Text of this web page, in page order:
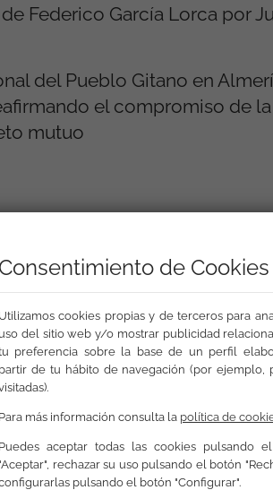
Federico García Lorca por
del Pueblo Gitano en
el compromiso de
mutuo
Consentimiento de Cookies
Utilizamos cookies propias y de terceros para
uso del sitio web y/o mostrar publicidad
preferencia sobre la base de un perfil
partir de tu hábito de navegación (por ejemplo,
Para más información consulta la política de
Puedes aceptar todas las cookies pulsando
rechazar su uso pulsando el botón
pulsando el botón "Configurar".